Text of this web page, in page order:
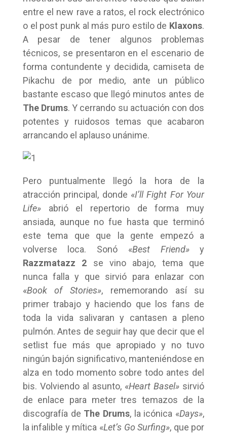
entre el new rave a ratos, el rock electrónico
o el post punk al más puro estilo de Klaxons.
A pesar de tener algunos problemas
técnicos, se presentaron en el escenario de
forma contundente y decidida, camiseta de
Pikachu de por medio, ante un público
bastante escaso que llegó minutos antes de
The Drums. Y cerrando su actuación con dos
potentes y ruidosos temas que acabaron
arrancando el aplauso unánime.
Pero puntualmente llegó la hora de la
atracción principal, donde «I’ll Fight For Your
Life» abrió el repertorio de forma muy
ansiada, aunque no fue hasta que terminó
este tema que que la gente empezó a
volverse loca. Sonó «Best Friend»y
Razzmatazz 2 se vino abajo, tema que
nunca falla y que sirvió para enlazar con
«Book of Stories», rememorando así su
primer trabajo y haciendo que los fans de
toda la vida salivaran y cantasen a pleno
pulmón. Antes de seguir hay que decir que el
setlist fue más que apropiado y no tuvo
ningún bajón significativo, manteniéndose en
alza en todo momento sobre todo antes del
bis. Volviendo al asunto, «Heart Basel» sirvió
de enlace para meter tres temazos de la
discografía de The Drums, la icónica «Days»,
la infalible y mítica «Let’s Go Surfing», que por